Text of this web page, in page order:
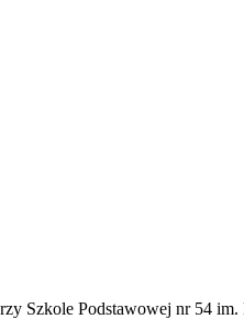
Szkole Podstawowej nr 54